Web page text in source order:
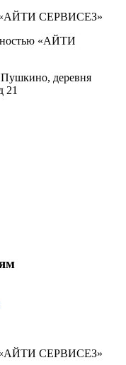
СЕРВИСЕЗ»
«АЙТИ
Пушкино, деревня
21
СЕРВИСЕЗ»